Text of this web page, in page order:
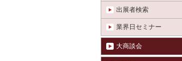
出展者検索
業界日セミナー
大商談会